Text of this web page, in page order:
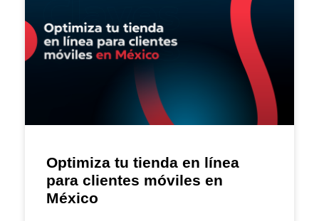
Optimiza tu tienda en línea
para clientes móviles en
México